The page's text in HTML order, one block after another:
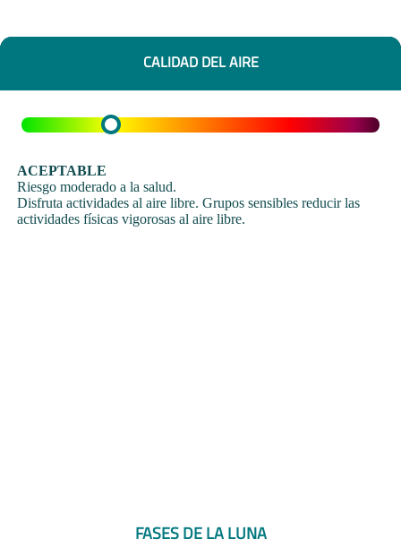
CALIDAD DEL AIRE
ACEPTABLE
Riesgo moderado a la salud.
Disfruta actividades al aire libre. Grupos sensibles reducir las
actividades físicas vigorosas al aire libre.
FASES DE LA LUNA